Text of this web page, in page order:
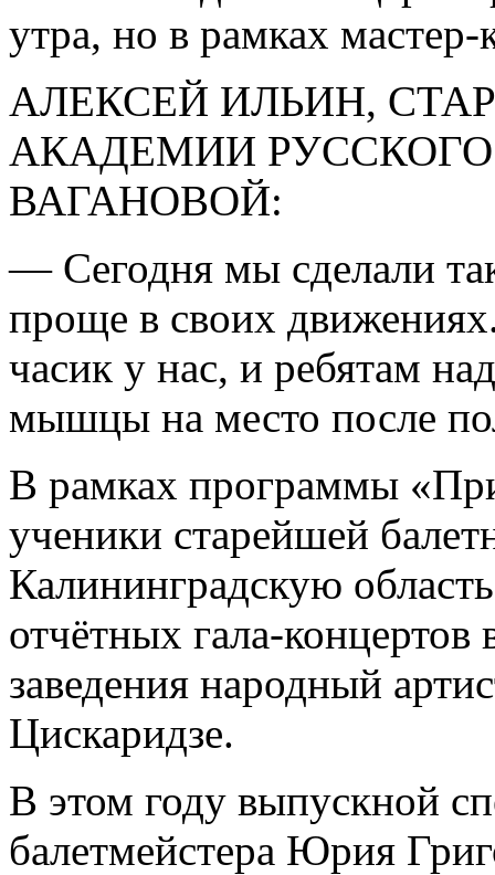
утра, но в рамках мастер-
АЛЕКСЕЙ ИЛЬИН,
АКАДЕМИИ
ВАГАНОВОЙ:
— Сегодня мы сделали
проще в своих
часик у нас, и ребятам
мышцы на место после
В рамках программы
ученики старейшей
Калининградскую
отчётных гала-концертов
заведения народный
Цискаридзе.
В этом году выпускной
балетмейстера Юрия